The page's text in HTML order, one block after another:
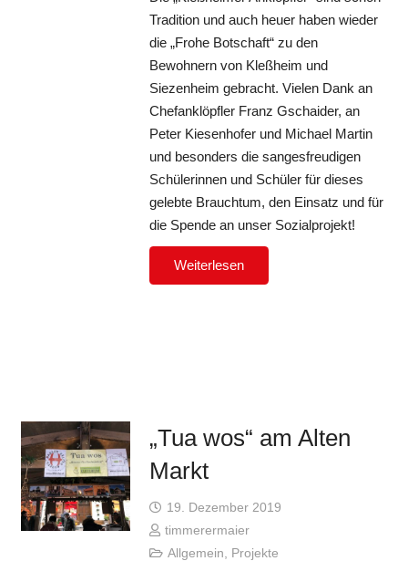
Tradition und auch heuer haben wieder
die „Frohe Botschaft“ zu den
Bewohnern von Kleßheim und
Siezenheim gebracht. Vielen Dank an
Chefanklöpfler Franz Gschaider, an
Peter Kiesenhofer und Michael Martin
und besonders die sangesfreudigen
Schülerinnen und Schüler für dieses
gelebte Brauchtum, den Einsatz und für
die Spende an unser Sozialprojekt!
Weiterlesen
„Tua wos“ am Alten
Markt
19. Dezember 2019
timmerermaier
Allgemein, Projekte